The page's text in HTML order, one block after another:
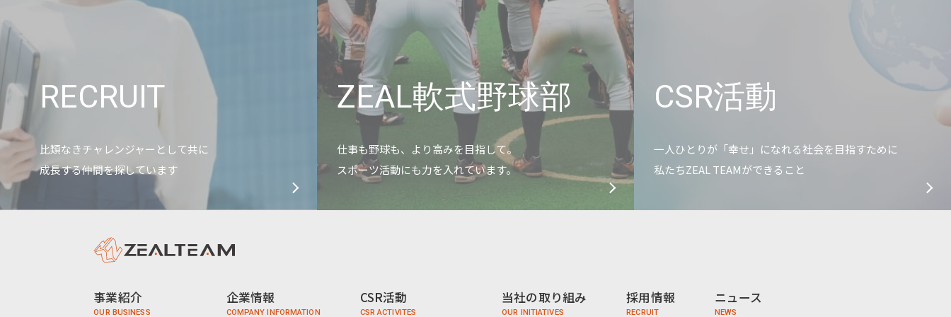
RECRUIT
比類なきチャレンジャーとして共に
成長する仲間を探しています
ZEAL軟式野球部
仕事も野球も、より高みを目指して。
スポーツ活動にも力を入れています。
CSR活動
一人ひとりが「幸せ」になれる社会を目指すために
私たちZEAL TEAMができること
事業紹介 企業情報 CSR活動 当社の取り組み 採用情報 ニュース